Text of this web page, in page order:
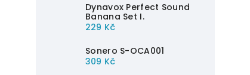
Dynavox Perfect Sound
Banana Set I.
229 Kč
Sonero S-OCA001
309 Kč